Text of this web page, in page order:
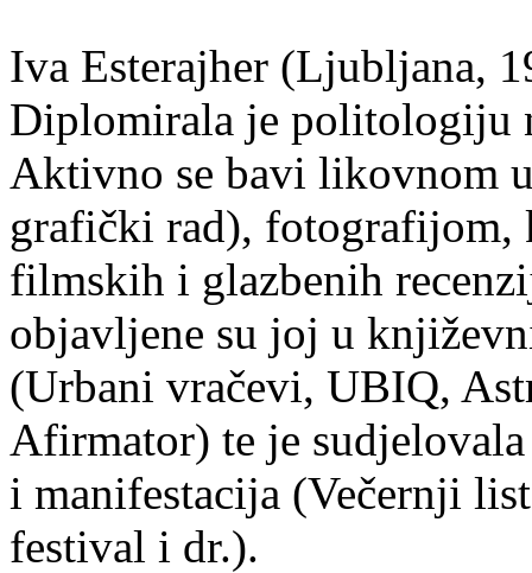
Iva Esterajher (Ljubljana,
Diplomirala je politologiju
Aktivno se bavi likovnom
grafički rad), fotografijom,
filmskih i glazbenih
objavljene su joj u
(Urbani vračevi, UBIQ,
Afirmator) te je
i manifestacija (Večernji
festival i dr.).